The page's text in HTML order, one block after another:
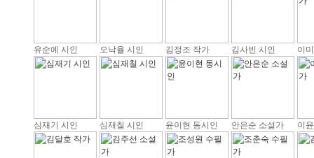
유순예 시인 오낙율 시인 김정조 작가 김사빈 시인 이
심재기 시인 심재칠 시인 윤이현 동시인 안은순 소설가 이